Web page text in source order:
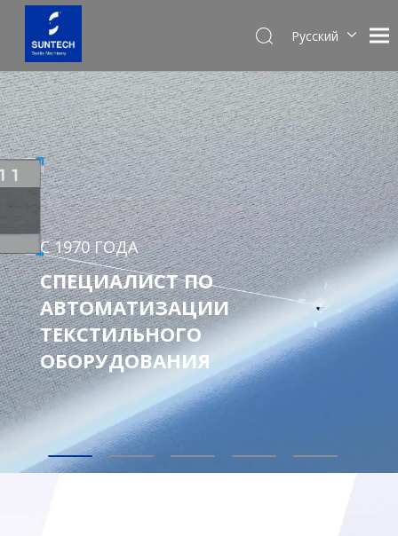
Pусский
Español
С 1970 ГОДА
СПЕЦИАЛИСТ ПО
АВТОМАТИЗАЦИИ
ТЕКСТИЛЬНОГО
ОБОРУДОВАНИЯ